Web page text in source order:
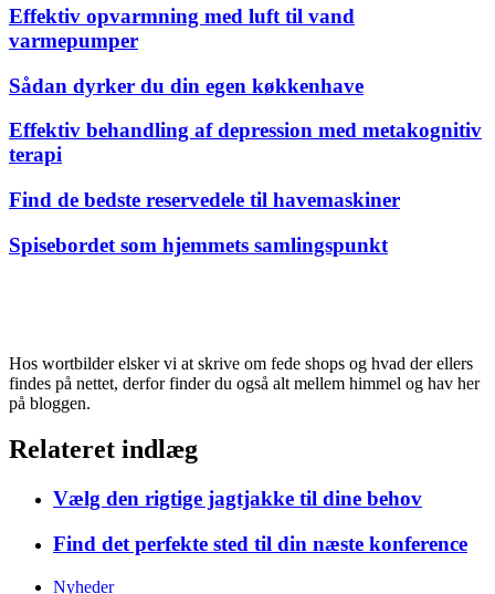
Effektiv opvarmning med luft til vand
varmepumper
Sådan dyrker du din egen køkkenhave
Effektiv behandling af depression med metakognitiv
terapi
Find de bedste reservedele til havemaskiner
Spisebordet som hjemmets samlingspunkt
Hos wortbilder elsker vi at skrive om fede shops og hvad der ellers
findes på nettet, derfor finder du også alt mellem himmel og hav her
på bloggen.
Relateret indlæg
Vælg den rigtige jagtjakke til dine behov
Find det perfekte sted til din næste konference
Nyheder